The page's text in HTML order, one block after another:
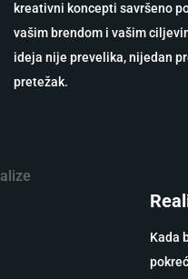
kreativni koncepti savršeno
vašim brendom i vašim
ideja nije prevelika, nijedan
pretežak.
Kada